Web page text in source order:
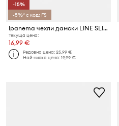
-15%
-5%* с код: FS
Ipanema чехли дамски LINE SLIDE F
Текуща цена:
16,99 €
Редовна цена:25,99 €
Най-ниска цена:19,99 €